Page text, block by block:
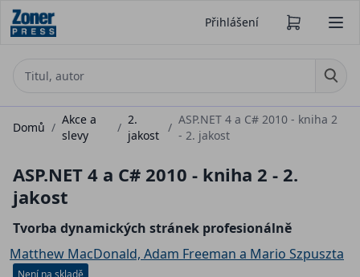
Přihlášení
Domů /
Akce a
slevy
/
2.
jakost
/
ASP.NET 4 a C# 2010 - kniha 2
- 2. jakost
ASP.NET 4 a C# 2010 - kniha 2 - 2.
jakost
Tvorba dynamických stránek profesionálně
Matthew MacDonald, Adam Freeman a Mario Szpuszta
Není na skladě